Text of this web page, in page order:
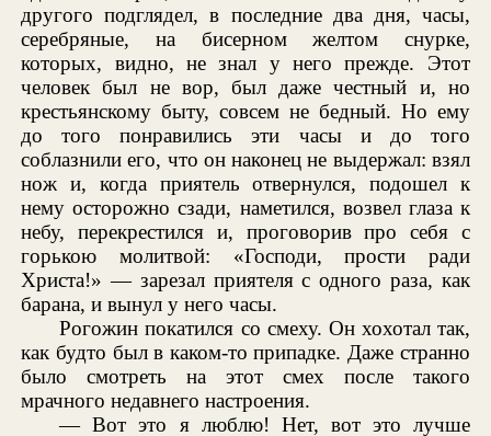
другого подглядел, в последние два дня, часы,
серебряные, на бисерном желтом снурке,
которых, видно, не знал у него прежде. Этот
человек был не вор, был даже честный и, но
крестьянскому быту, совсем не бедный. Но ему
до того понравились эти часы и до того
соблазнили его, что он наконец не выдержал: взял
нож и, когда приятель отвернулся, подошел к
нему осторожно сзади, наметился, возвел глаза к
небу, перекрестился и, проговорив про себя с
горькою молитвой: «Господи, прости ради
Христа!» — зарезал приятеля с одного раза, как
барана, и вынул у него часы.
Рогожин покатился со смеху. Он хохотал так,
как будто был в каком-то припадке. Даже странно
было смотреть на этот смех после такого
мрачного недавнего настроения.
— Вот это я люблю! Нет, вот это лучше